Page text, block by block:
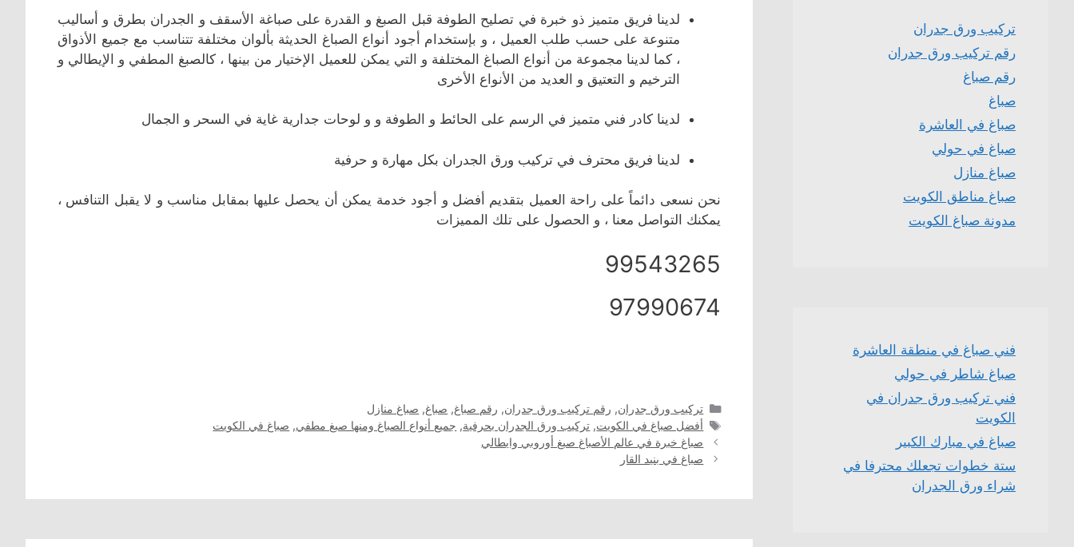
لدينا فريق متميز ذو خبرة في تصليح الطوفة قبل الصبغ و القدرة على صباغة الأسقف و الجدران بطرق و أساليب
متنوعة على حسب طلب العميل ، و بإستخدام أجود أنواع الصباغ الحديثة بألوان مختلفة تتناسب مع جميع الأذواق
، كما لدينا مجموعة من أنواع الصباغ المختلفة و التي يمكن للعميل الإختيار من بينها ، كالصبغ المطفي و الإيطالي و
الترخيم و التعتيق و العديد من الأنواع الأخرى
لدينا كادر فني متميز في الرسم على الحائط و الطوفة و و لوحات جدارية غاية في السحر و الجمال
لدينا فريق محترف في تركيب ورق الجدران بكل مهارة و حرفية
نحن نسعى دائماً على راحة العميل بتقديم أفضل و أجود خدمة يمكن أن يحصل عليها بمقابل مناسب و لا يقبل التنافس ،
يمكنك التواصل معنا ، و الحصول على تلك المميزات
99543265
97990674
التصنيفات
تركيب ورق جدران, رقم تركيب ورق جدران, رقم صباغ, صباغ, صباغ منازل
الوسوم
أفضل صباغ في الكويت, تركيب ورق الجدران بحرفية, جميع أنواع الصباغ ومنها صبغ مطفي, صباغ في الكويت
صباغ خبرة في عالم الأصباغ صبغ أوروبي وايطالي
صباغ في بنيد القار
تركيب ورق جدران
رقم تركيب ورق جدران
رقم صباغ
صباغ
صباغ في العاشرة
صباغ في حولي
صباغ منازل
صباغ مناطق الكويت
مدونة صباغ الكويت
فني صباغ في منطقة العاشرة
صباغ شاطر في حولي
فني تركيب ورق جدران في
الكويت
صباغ في مبارك الكبير
ستة خطوات تجعلك محترفا في
شراء ورق الجدران